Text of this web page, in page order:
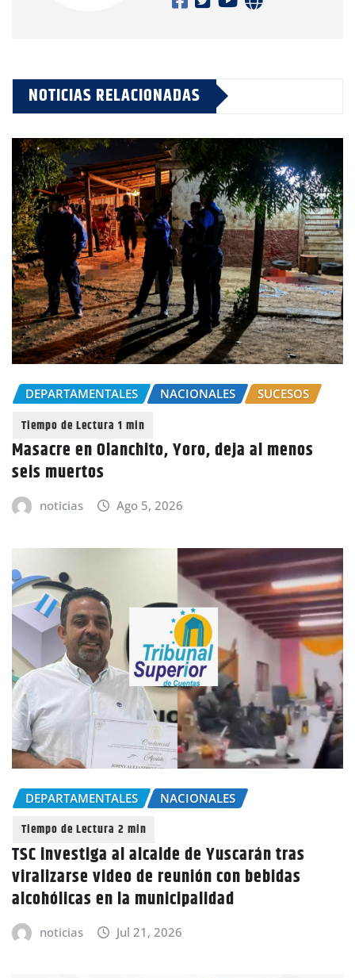
NOTICIAS RELACIONADAS
DEPARTAMENTALES NACIONALES SUCESOS
Masacre en Olanchito, Yoro, deja al menos
seis muertos
noticias Ago 5, 2026
DEPARTAMENTALES NACIONALES
TSC investiga al alcalde de Yuscarán tras
viralizarse video de reunión con bebidas
alcohólicas en la municipalidad
noticias Jul 21, 2026